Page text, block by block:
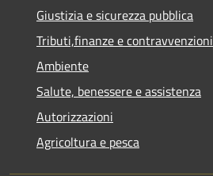
Giustizia e sicurezza pubblica
Tributi,finanze e contravvenzioni
Ambiente
Salute, benessere e assistenza
Autorizzazioni
Agricoltura e pesca